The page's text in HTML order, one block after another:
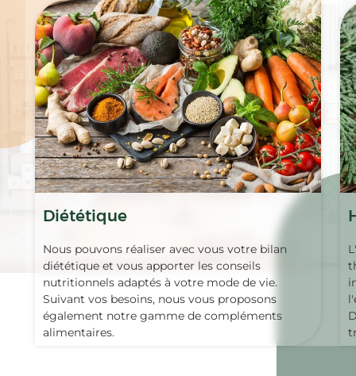
Diététique
Nous pouvons réaliser avec vous votre bilan
diététique et vous apporter les conseils
nutritionnels adaptés à votre mode de vie.
Suivant vos besoins, nous vous proposons
également notre gamme de compléments
alimentaires.